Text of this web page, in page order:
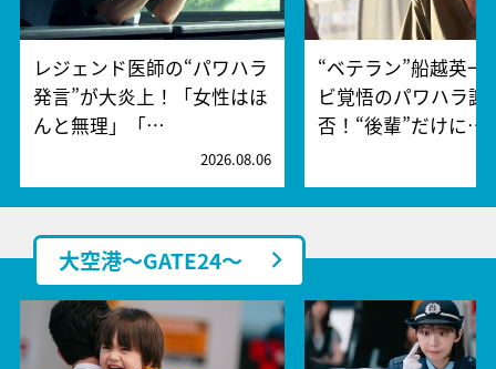
レジェンド医師の“パワハラ
発言”が大炎上！「女性はほ
んと無理」「…
2026.08.06
“ベテラン”船越英一
ビ覚悟のパワハラ謝
否！“後輩”だけに…
大空港～GATE24～